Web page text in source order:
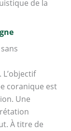
de la
coranique est
Une
À titre de